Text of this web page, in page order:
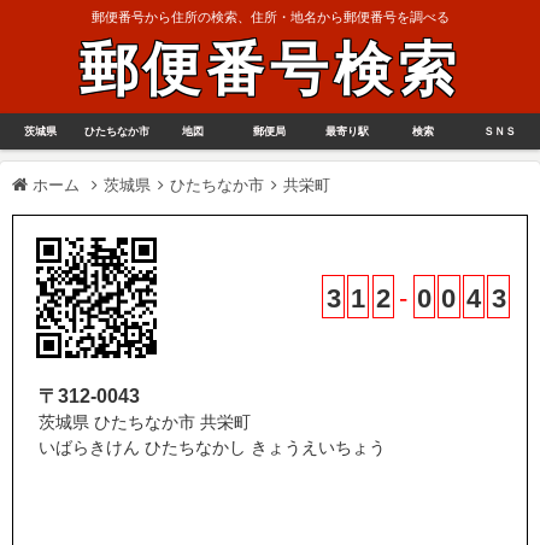
郵便番号から住所の検索、住所・地名から郵便番号を調べる
郵便番号検索
茨城県 ひたちなか市 地図 郵便局 最寄り駅 検索 ＳＮＳ
ホーム 茨城県 ひたちなか市 共栄町
3 1 2 - 0 0 4 3
〒312-0043
茨城県 ひたちなか市 共栄町
いばらきけん ひたちなかし きょうえいちょう